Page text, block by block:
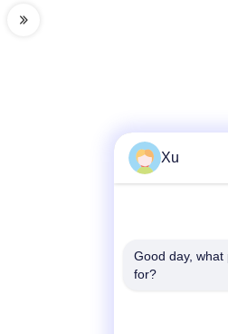
Contact
Xu
Good day,
for?